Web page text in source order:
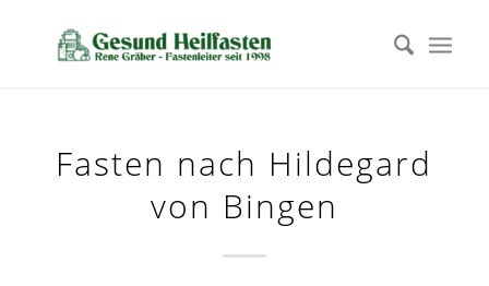
Fasten nach Hildegard
von Bingen